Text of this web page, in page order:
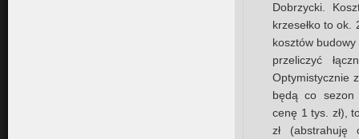
Dobrzycki.
krzesełko to ok.
kosztów
przeliczyć
Optymistycznie
będą co sezon
cenę 1 tys. zł),
zł (abstrahuję